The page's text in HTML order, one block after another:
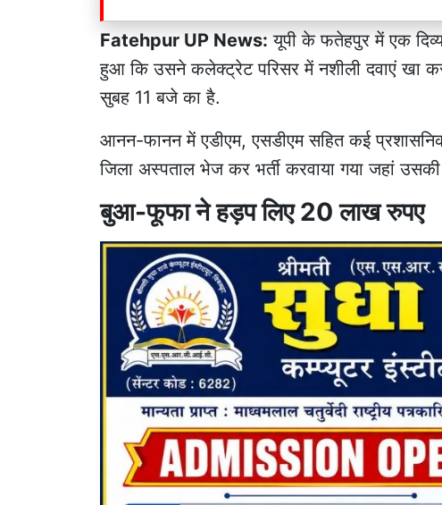
Fatehpur UP News: यूपी केफतेहपुर में एक
हुआ कि उसने कलेक्ट्रेट परिसर में नशीली दवाएं खा
सुबह 11 बजे का है.
आनन-फानन में एडीएम, एसडीएम सहित कई
जिला अस्पताल भेज कर भर्ती करवाया गया जहां
बुआ-फूफा ने हड़प लिए 20 लाख रुपए